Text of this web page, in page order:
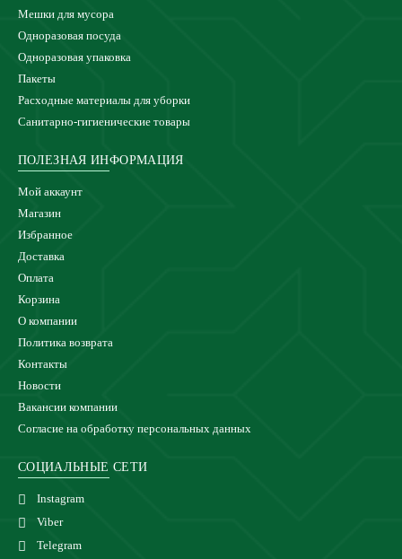
Мешки для мусора
Одноразовая посуда
Одноразовая упаковка
Пакеты
Расходные материалы для уборки
Санитарно-гигиенические товары
ПОЛЕЗНАЯ ИНФОРМАЦИЯ
Мой аккаунт
Магазин
Избранное
Доставка
Оплата
Корзина
О компании
Политика возврата
Контакты
Новости
Вакансии компании
Согласие на обработку персональных данных
СОЦИАЛЬНЫЕ СЕТИ
Instagram
Viber
Telegram